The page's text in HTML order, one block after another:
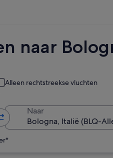
naar
Alleen rechtstreekse vluchten
Naar